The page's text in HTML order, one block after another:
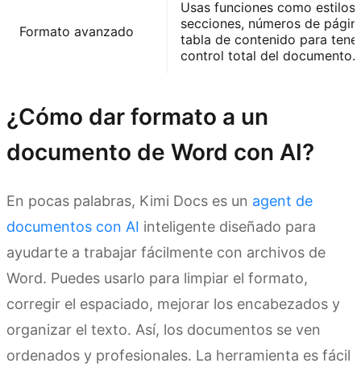
Formato avanzado
Usas funciones como estilos,
secciones, números de
tabla de contenido para
control total del documento.
¿Cómo dar formato a un
documento de Word con AI?
En pocas palabras, Kimi Docs es un agent de
documentos con AI inteligente diseñado para
ayudarte a trabajar fácilmente con archivos de
Word. Puedes usarlo para limpiar el formato,
corregir el espaciado, mejorar los encabezados y
organizar el texto. Así, los documentos se ven
ordenados y profesionales. La herramienta es fácil